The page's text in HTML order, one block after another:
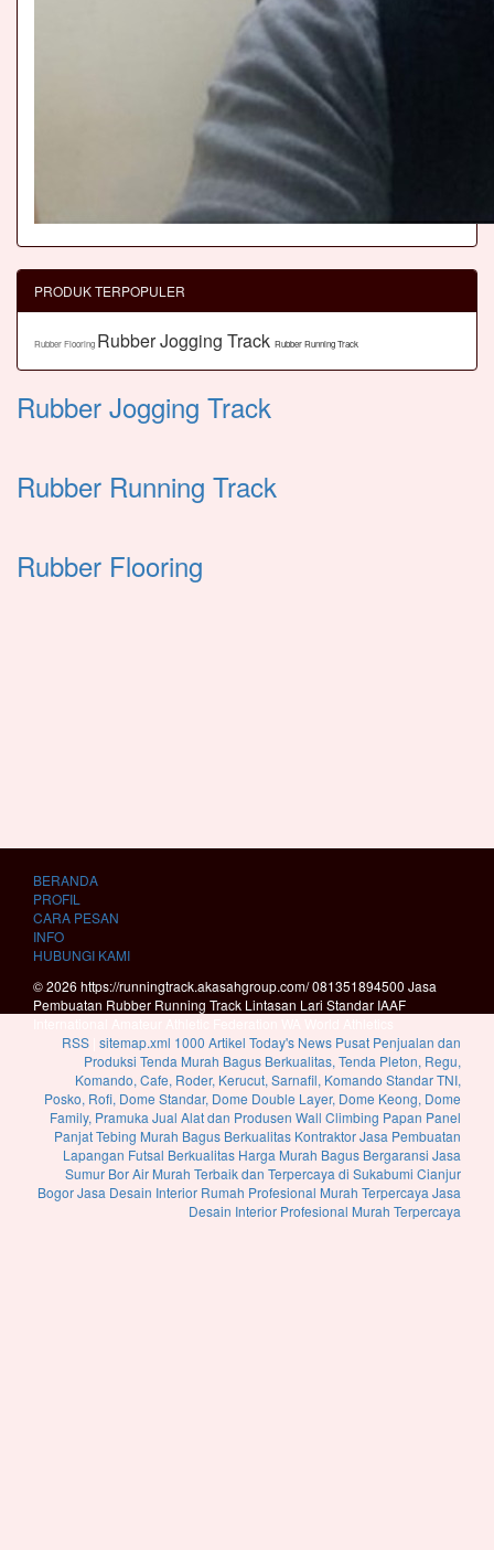
PRODUK TERPOPULER
Rubber Flooring Rubber Jogging Track Rubber Running Track
Rubber Jogging Track
Rubber Running Track
Rubber Flooring
BERANDA
PROFIL
CARA PESAN
INFO
HUBUNGI KAMI
© 2026 https://runningtrack.akasahgroup.com/ 081351894500 Jasa
Pembuatan Rubber Running Track Lintasan Lari Standar IAAF
RSS sitemap.xml 1000 Artikel Today's News Pusat Penjualan dan
Produksi Tenda Murah Bagus Berkualitas, Tenda Pleton, Regu,
Komando, Cafe, Roder, Kerucut, Sarnafil, Komando Standar TNI,
Posko, Rofi, Dome Standar, Dome Double Layer, Dome Keong, Dome
Family, Pramuka Jual Alat dan Produsen Wall Climbing Papan Panel
Panjat Tebing Murah Bagus Berkualitas Kontraktor Jasa Pembuatan
Lapangan Futsal Berkualitas Harga Murah Bagus Bergaransi Jasa
Sumur Bor Air Murah Terbaik dan Terpercaya di Sukabumi Cianjur
BogorJasa Desain Interior Rumah Profesional Murah Terpercaya Jasa
Desain Interior Profesional Murah Terpercaya